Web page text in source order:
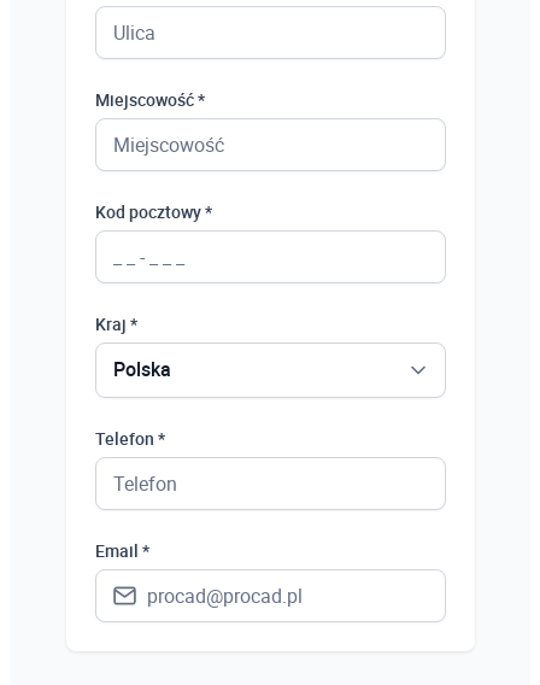
Miejscowość *
Kod pocztowy *
Kraj *
Polska
Telefon *
Email *
Polska
Ukraina
Niemcy
Wielka Brytania